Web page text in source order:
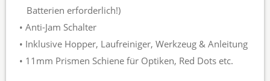
Batterien erforderlich!)
• Anti-Jam Schalter
• Inklusive Hopper, Laufreiniger, Werkzeug & Anleitung
• 11mm Prismen Schiene für Optiken, Red Dots etc.